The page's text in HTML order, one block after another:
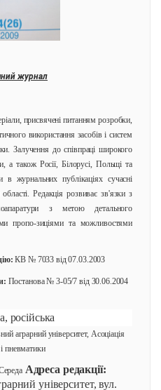
журнал
присвячені питанням розробки,
використання засобів і систем
Залучення до співпраці широкого
а також Росії, Білорусі, Польщі та
в журнальних публікаціях сучасні
Редакція розвиває зв'язки з
з метою детального
пропо-зиціями та можливостями
КВ № 7033 від 07.03.2003
Постанова № 3-05/7 від 30.06.2004
російська
аграрний університет, Асоціація
і пневматики
Адреса редакції:
університет, вул.